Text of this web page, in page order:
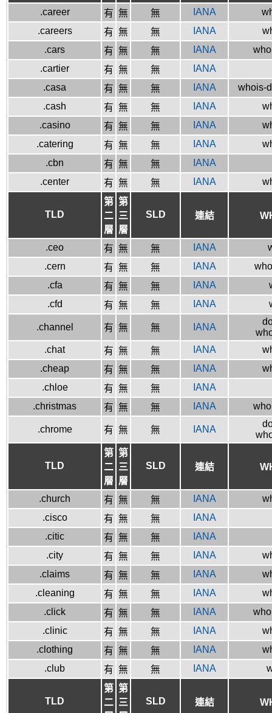
.career 有 無 無 IANA
.careers
有 無 無 IANA
.cars
有 無 無 IANA
.cartier
有 無 無
IANA
.casa
有 無 無 IANA
whois-
.cash
有 無 無 IANA
.casino
有 無 無 IANA
.catering
有 無 無 IANA
.cbn
有 無 無
IANA
.center
有 無 無 IANA
TLD
第
二
層
第
三
層
SLD 連結
.ceo 有 無 無 IANA
.cern
有 無 無 IANA
.cfa
有 無 無 IANA
.cfd
有 無 無 IANA
.channel 有 無 無 IANA
.chat
有 無 無 IANA
.cheap
有 無 無 IANA
.chloe
有 無 無
IANA
.christmas
有 無 無 IANA
.chrome 有 無 無 IANA
TLD
第
二
層
第
三
層
SLD 連結
.church 有 無 無 IANA
.cisco
有 無 無
IANA
.citic
有 無 無
IANA
.city
有 無 無 IANA
.claims
有 無 無 IANA
.cleaning
有 無 無 IANA
.click
有 無 無 IANA
.clinic
有 無 無 IANA
.clothing
有 無 無 IANA
.club
有 無 無 IANA
TLD
第
二
第
三
SLD 連結